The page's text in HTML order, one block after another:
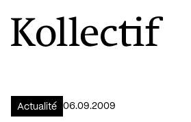
Aller à la page d'accueil
Logo Kollectif
Actualité 06.09.2009